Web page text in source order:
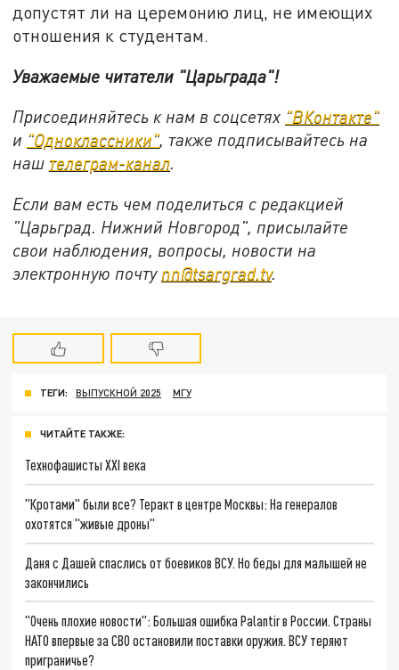
допустят ли на церемонию лиц, не имеющих
отношения к студентам.
Уважаемые читатели "Царьграда"!
Присоединяйтесь к нам в соцсетях "ВКонтакте"
и "Одноклассники", также подписывайтесь на
наш телеграм-канал.
Если вам есть чем поделиться с редакцией
"Царьград. Нижний Новгород", присылайте
свои наблюдения, вопросы, новости на
электронную почту nn@tsargrad.tv.
ТЕГИ: ВЫПУСКНОЙ 2025 МГУ
ЧИТАЙТЕ ТАКЖЕ:
Технофашисты XXI века
"Кротами" были все? Теракт в центре Москвы: На генералов
охотятся "живые дроны"
Даня с Дашей спаслись от боевиков ВСУ. Но беды для малышей не
закончились
"Очень плохие новости": Большая ошибка Palantir в России. Страны
НАТО впервые за СВО остановили поставки оружия. ВСУ теряют
приграничье?